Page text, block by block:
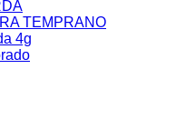
TEMPRANO
4g